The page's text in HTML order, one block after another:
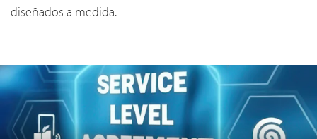
diseñados a medida.